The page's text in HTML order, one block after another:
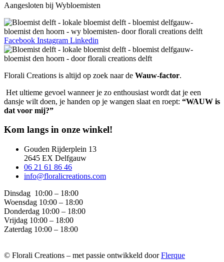
Aangesloten bij Wybloemisten
Facebook Instagram Linkedin
Florali Creations is altijd op zoek naar de Wauw-factor.
Het ultieme gevoel wanneer je zo enthousiast wordt dat je een
dansje wilt doen, je handen op je wangen slaat en roept: “WAUW is
dat voor mij?”
Kom langs in onze winkel!
Gouden Rijderplein 13
2645 EX Delfgauw
06 21 61 86 46
info@floralicreations.com
Dinsdag 10:00 – 18:00
Woensdag 10:00 – 18:00
Donderdag 10:00 – 18:00
Vrijdag 10:00 – 18:00
Zaterdag 10:00 – 18:00
© Florali Creations – met passie ontwikkeld doorFlerque